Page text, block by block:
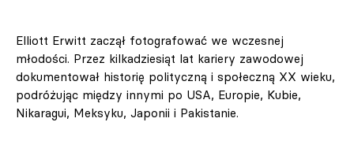
Elliott Erwitt zaczął fotografować we wczesnej
młodości. Przez kilkadziesiąt lat kariery zawodowej
dokumentował historię polityczną i społeczną XX wieku,
podróżując między innymi po USA, Europie, Kubie,
Nikaragui, Meksyku, Japonii i Pakistanie.